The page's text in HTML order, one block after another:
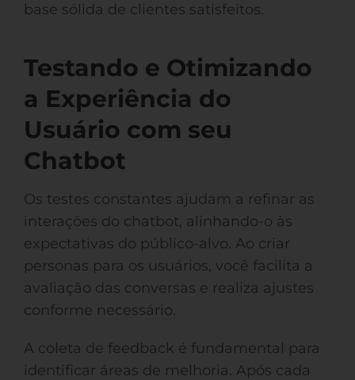
base sólida de clientes satisfeitos.
Testando e Otimizando
a Experiência do
Usuário com seu
Chatbot
Os testes constantes ajudam a refinar as
interações do chatbot, alinhando-o às
expectativas do público-alvo. Ao criar
personas para os usuários, você facilita a
avaliação das conversas e realiza ajustes
conforme necessário.
A coleta de feedback é fundamental para
identificar áreas de melhoria. Após cada